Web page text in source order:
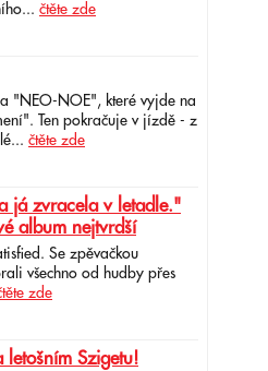
čtěte zde
"NEO-NOE", které vyjde na
Ten pokračuje v jízdě - z
čtěte zde
já zvracela v letadle."
album nejtvrdší
Se zpěvačkou
všechno od hudby přes
zde
Szigetu!